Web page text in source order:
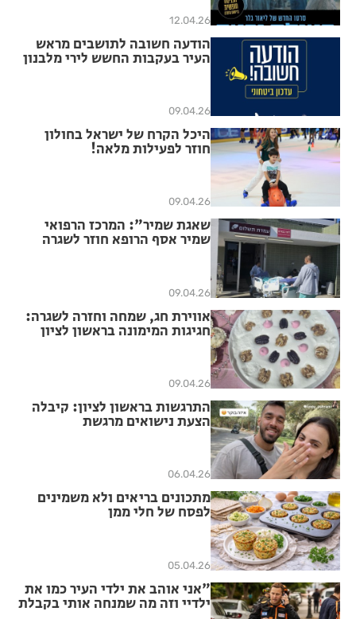
12.04.26
הודעה חשובה לתושבים מראש
העיר בעקבות החשש לירי מלבנון
09.04.26
היכל הקרח של ישראל בחולון
חוזר לפעילות מלאה!
09.04.26
שאגת שמיר": המרכז הרפואי
שמיר אסף הרופא חוזר לשגרה
09.04.26
אווירת חג, שמחה וחזרה לשגרה:
חגיגות המימונה בראשון לציון
09.04.26
התרגשות בראשון לציון: קיבלה
הצעת נישואים מרגשת
06.04.26
מתכונים בריאים ולא משמינים
לפסח של חלי ממן
05.04.26
"אני אוהב את ילדי העיר כמו את
ילדיי וזה מה שמנחה אותי בקבלת